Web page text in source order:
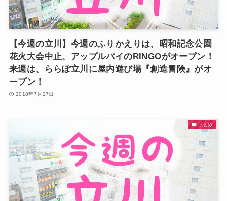
【今週の立川】今週のふりかえりは、昭和記念公園
花火大会中止、アップルパイのRINGOがオープン！
来週は、ららぽ立川に屋内遊び場『創造冒険』がオ
ープン！
2018年7月27日
まとめ